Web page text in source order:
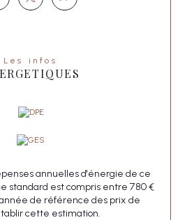
Les infos
annuelles d'énergie de ce
standard est compris entre 780 €
de référence des prix de
cette estimation.